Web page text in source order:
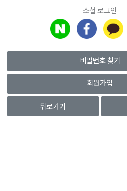
소셜 로그인
비밀번호 찾기
회원가입
뒤로가기